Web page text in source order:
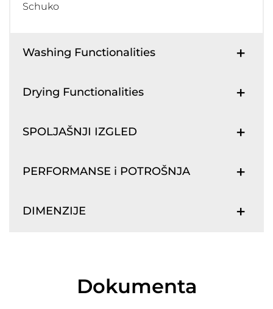
Schuko
Washing Functionalities
Drying Functionalities
SPOLJAŠNJI IZGLED
PERFORMANSE i POTROŠNJA
DIMENZIJE
Dokumenta